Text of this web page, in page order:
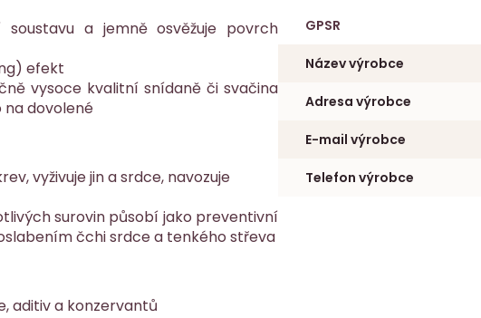
a jemně osvěžuje povrch
efekt
vysoce kvalitní snídaně či svačina
na dovolené
vyživuje jin a srdce, navozuje
surovin působí jako preventivní
čchi srdce a tenkého střeva
aditiv a konzervantů
GPSR
Název výrobce
Adresa výrobce
E-mail výrobce
Telefon výrobce